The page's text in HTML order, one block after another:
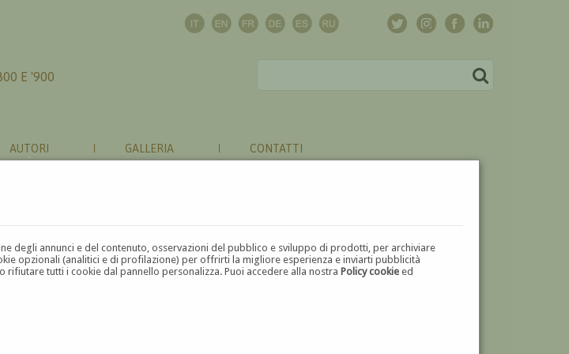
degli annunci e del contenuto, osservazioni del pubblico e sviluppo di prodotti, per archiviare
opzionali (analitici e di profilazione) per offrirti la migliore esperienza e inviarti pubblicità
rifiutare tutti i cookie dal pannello personalizza. Puoi accedere alla nostraPolicy cookie ed
E '900
AUTORI GALLERIA CONTATTI
M N O P Q R S T U V W X Y Z ⬅